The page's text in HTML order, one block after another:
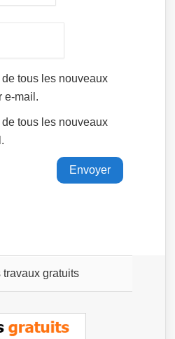
tous les nouveaux
e-mail.
tous les nouveaux
travaux gratuits